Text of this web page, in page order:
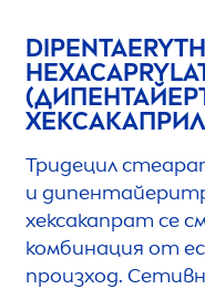
Тридецил
и
хексакапрат се
комбинация от
произход.